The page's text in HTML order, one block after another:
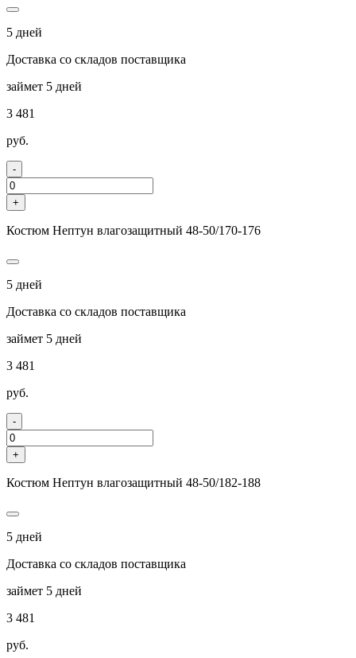
5 дней
Доставка со складов поставщика
займет 5 дней
3 481
руб.
-
+
Костюм Нептун влагозащитный 48-50/170-176
5 дней
Доставка со складов поставщика
займет 5 дней
3 481
руб.
-
+
Костюм Нептун влагозащитный 48-50/182-188
5 дней
Доставка со складов поставщика
займет 5 дней
3 481
руб.